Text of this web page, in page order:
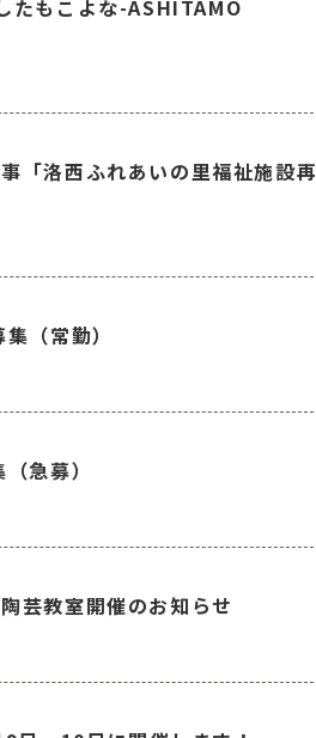
たもこよな-ASHITAMO
「洛西ふれあいの里福祉施設再
（常勤）
急募）
教室開催のお知らせ